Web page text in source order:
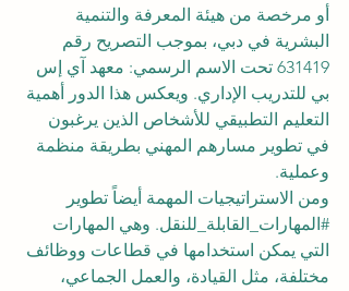
أو مرخصة من هيئة المعرفة والتنمية
البشرية في دبي، بموجب التصريح رقم
631419 تحت الاسم الرسمي: معهد آي إس
بي للتدريب الإداري. ويعكس هذا الدور أهمية
التعليم التطبيقي للأشخاص الذين يرغبون
في تطوير مسارهم المهني بطريقة منظمة
وعملية.
ومن الاستراتيجيات المهمة أيضاً تطوير
#المهارات_القابلة_للنقل. وهي المهارات
التي يمكن استخدامها في قطاعات ووظائف
مختلفة، مثل القيادة، والعمل الجماعي،